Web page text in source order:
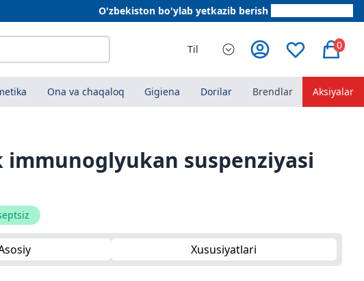
O'zbekiston bo'ylab yetkazib berish
Til 0
Ona va chaqaloq Gigiena Dorilar Brendlar Aksiyalar
immunoglyukan suspenziyasi
Xususiyatlari